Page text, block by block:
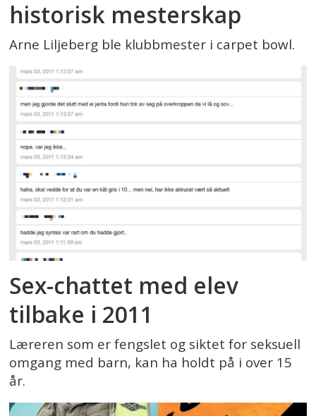
historisk mesterskap
Arne Liljeberg ble klubbmester i carpet bowl.
Sex-chattet med elev
tilbake i 2011
Læreren som er fengslet og siktet for seksuell
omgang med barn, kan ha holdt på i over 15
år.